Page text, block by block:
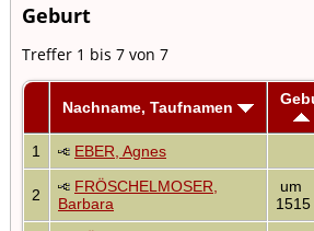
Geburt
Treffer 1 bis 7 von 7
Nachname, Taufnamen
1 EBER, Agnes
2
FRÖSCHELMOSER,
Barbara
um
1515